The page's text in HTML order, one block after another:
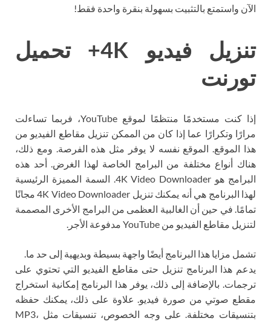
الآن واستمتع بالتثبيت بسهولة بنقرة واحدة فقط!
تنزيل فيديو 4K+ تحميل
تورنت
إذا كنت مستخدمًا منتظمًا لموقع YouTube، فربما تساءلت
مرارًا وتكرارًا عما إذا كان من الممكن تنزيل مقاطع الفيديو من
هذا الموقع. الموقع نفسه لا يوفر مثل هذه الفرصة. ومع ذلك،
هناك أنواع مختلفة من البرامج الخاصة لهذا الغرض. أحد هذه
البرامج هو 4K Video Downloader. السمة المميزة الرئيسية
لهذا البرنامج هي أنه يمكنك تنزيل 4K Video Downloader مجانًا
تمامًا. في حين أن الغالبية العظمى من البرامج الأخرى المصممة
لتنزيل مقاطع الفيديو من YouTube مدفوعة الأجر.
تشمل مزايا هذا البرنامج أيضًا واجهة بسيطة وبديهية إلى حد ما.
يدعم هذا البرنامج تنزيل حتى مقاطع الفيديو التي تحتوي على
ترجمات. بالإضافة إلى ذلك، يوفر هذا البرنامج إمكانية استخراج
مقطع صوتي من صورة فيديو. علاوة على ذلك، يمكنك حفظه
بتنسيقات مختلفة. على وجه الخصوص، تنسيقات مثل MP3،